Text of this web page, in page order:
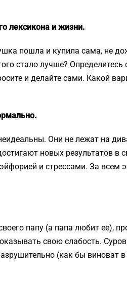
лексикона и жизни.
пошла и купила сама, не
стало лучше? Определитесь
и делайте сами. Какой
Они не лежат на
новых результатов в
и стрессами. За
папу (а папа любит ее),
свою слабость.
(как бы виноват